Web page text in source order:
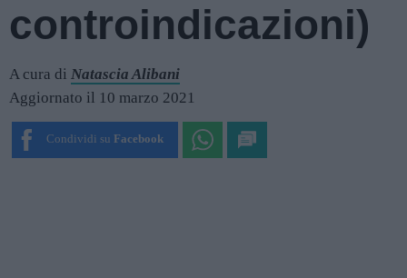
controindicazioni)
A cura di Natascia Alibani
Aggiornato il 10 marzo 2021
Condividi su Facebook